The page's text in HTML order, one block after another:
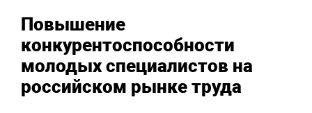
Повышение
конкурентоспособности
молодых специалистов на
российском рынке труда